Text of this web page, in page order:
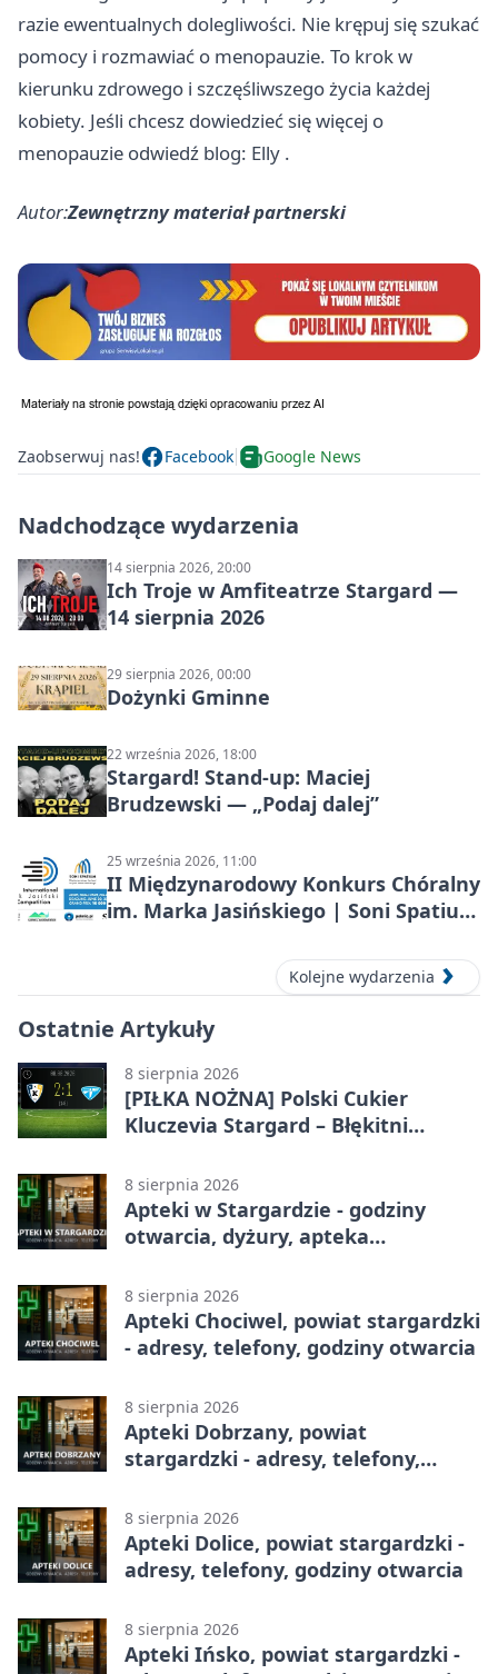
razie ewentualnych dolegliwości. Nie krępuj się szukać
pomocy i rozmawiać o menopauzie. To krok w
kierunku zdrowego i szczęśliwszego życia każdej
kobiety. Jeśli chcesz dowiedzieć się więcej o
menopauzie odwiedź blog: Elly .
Autor:Zewnętrzny materiał partnerski
Zaobserwuj nas! Facebook Google News
Nadchodzące wydarzenia
14 sierpnia 2026, 20:00
Ich Troje w Amfiteatrze Stargard —
14 sierpnia 2026
29 sierpnia 2026, 00:00
Dożynki Gminne
22 września 2026, 18:00
Stargard! Stand-up: Maciej
Brudzewski — „Podaj dalej”
25 września 2026, 11:00
II Międzynarodowy Konkurs Chóralny
im. Marka Jasińskiego | Soni Spatium
Kolejne wydarzenia
Ostatnie Artykuły
8 sierpnia 2026
[PIŁKA NOŻNA] Polski Cukier
Kluczevia Stargard – Błękitni
Lidze Grupa 2 (Grupa II)
8 sierpnia 2026
Apteki w Stargardzie - godziny
otwarcia, dyżury, apteka
8 sierpnia 2026
Apteki Chociwel, powiat stargardzki
- adresy, telefony, godziny otwarcia
8 sierpnia 2026
Apteki Dobrzany, powiat
stargardzki - adresy, telefony,
8 sierpnia 2026
Apteki Dolice, powiat stargardzki -
adresy, telefony, godziny otwarcia
8 sierpnia 2026
Apteki Ińsko, powiat stargardzki -